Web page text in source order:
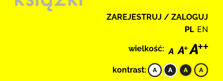
ZAREJESTRUJ / ZALOGUJ
PL EN
wielkość:
kontrast: